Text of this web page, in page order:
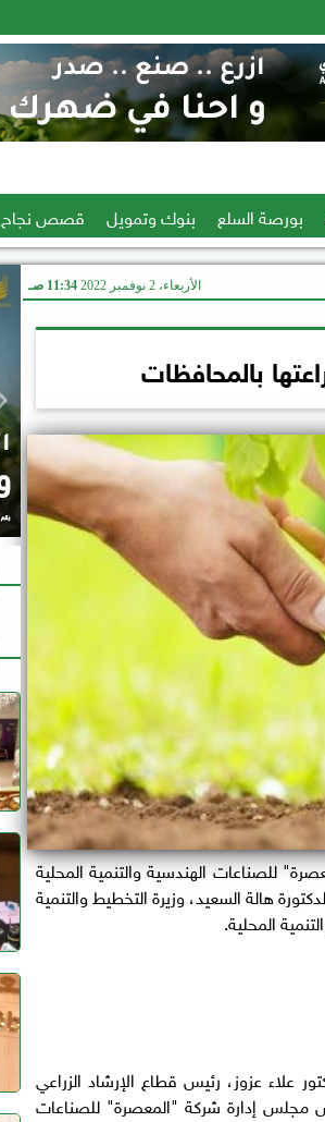
بورصة السلع بنوك وتمويل قصص نجاح
الأربعاء، 2 نوفمبر 2022 11:34 صـ
للصناعات الهندسية والتنمية المحلية
الدكتورة هالة السعيد، وزيرة التخطيط والتنمية
المحلية.
علاء عزوز، رئيس قطاع الإرشاد الزراعي
مجلس إدارة شركة "المعصرة" للصناعات